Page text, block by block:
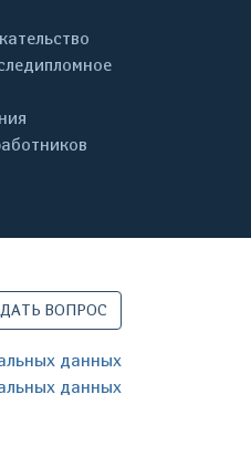
ВОПРОС
данных
данных